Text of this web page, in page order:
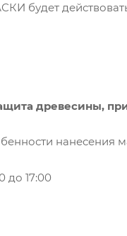
будет
древесины,
нанесения
до 17:00